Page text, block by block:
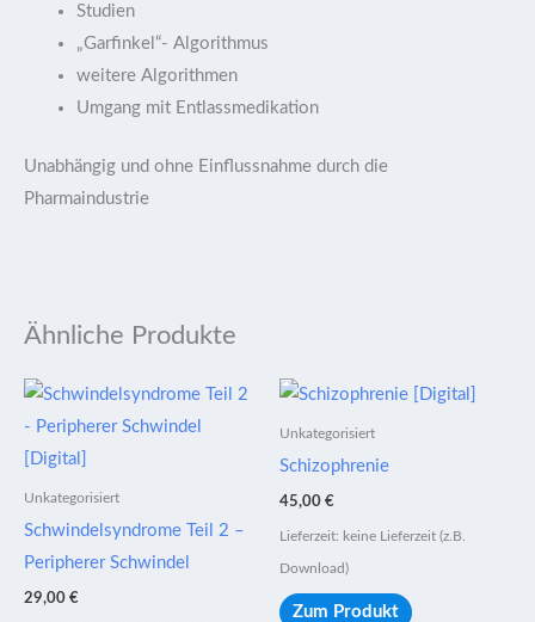
Studien
„Garfinkel“- Algorithmus
weitere Algorithmen
Umgang mit Entlassmedikation
Unabhängig und ohne Einflussnahme durch die
Pharmaindustrie
Ähnliche Produkte
Unkategorisiert
Schwindelsyndrome Teil 2 –
Peripherer Schwindel
29,00 €
Unkategorisiert
Schizophrenie
45,00 €
Lieferzeit: keine Lieferzeit (z.B.
Download)
Zum Produkt